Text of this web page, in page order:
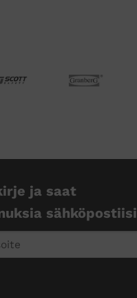
ja saat
sähköpostiisi